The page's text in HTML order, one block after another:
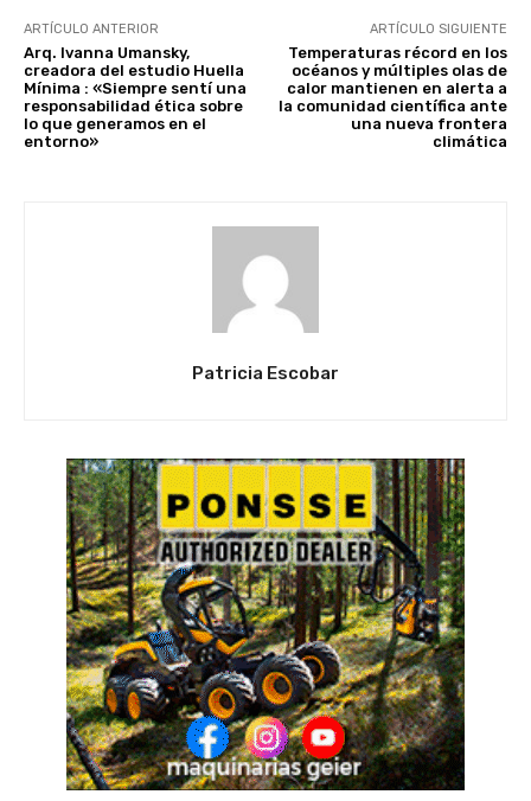
ARTÍCULO ANTERIOR
Arq. Ivanna Umansky,
creadora del estudio Huella
Mínima : «Siempre sentí una
responsabilidad ética sobre
lo que generamos en el
entorno»
ARTÍCULO SIGUIENTE
Temperaturas récord en los
océanos y múltiples olas de
calor mantienen en alerta a
la comunidad científica ante
una nueva frontera
climática
Patricia Escobar